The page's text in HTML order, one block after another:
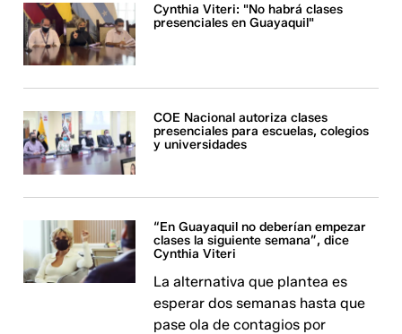
Cynthia Viteri: "No habrá clases
presenciales en Guayaquil"
COE Nacional autoriza clases
presenciales para escuelas, colegios
y universidades
“En Guayaquil no deberían empezar
clases la siguiente semana”, dice
Cynthia Viteri
La alternativa que plantea es
esperar dos semanas hasta que
pase ola de contagios por